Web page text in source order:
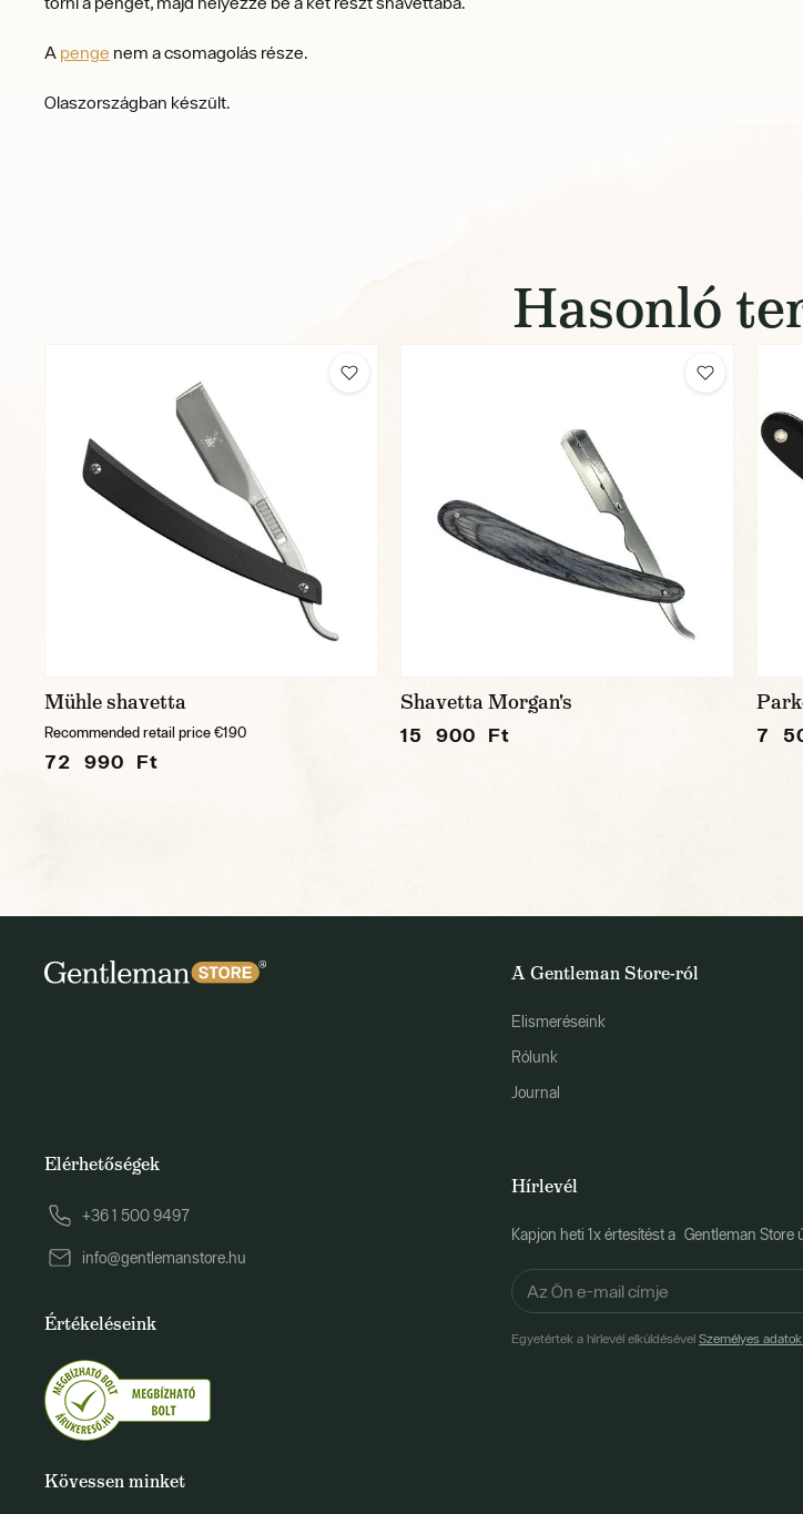
A penge nem a csomagolás része.
Olaszországban készült.
Hasonló
Mühle shavetta
Recommended retail price €190
72 990 Ft
Shavetta Morgan's
15 900 Ft 7
A Gentleman Store-ról
Elismeréseink
Rólunk
Journal
Hírlevél
Kapjon heti 1x értesítést a Gentleman
Egyetértek a hírlevél elküldésévelSzemélyes
Elérhetőségek
+36 1 500 9497
info@gentlemanstore.hu
Értékeléseink
Kövessen minket